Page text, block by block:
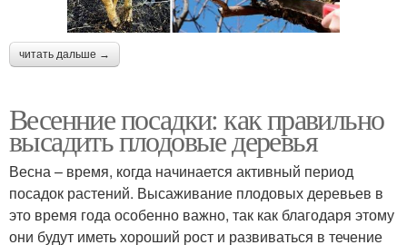
читать дальше →
Весенние посадки: как правильно
высадить плодовые деревья
Весна – время, когда начинается активный период
посадок растений. Высаживание плодовых деревьев в
это время года особенно важно, так как благодаря этому
они будут иметь хороший рост и развиваться в течение